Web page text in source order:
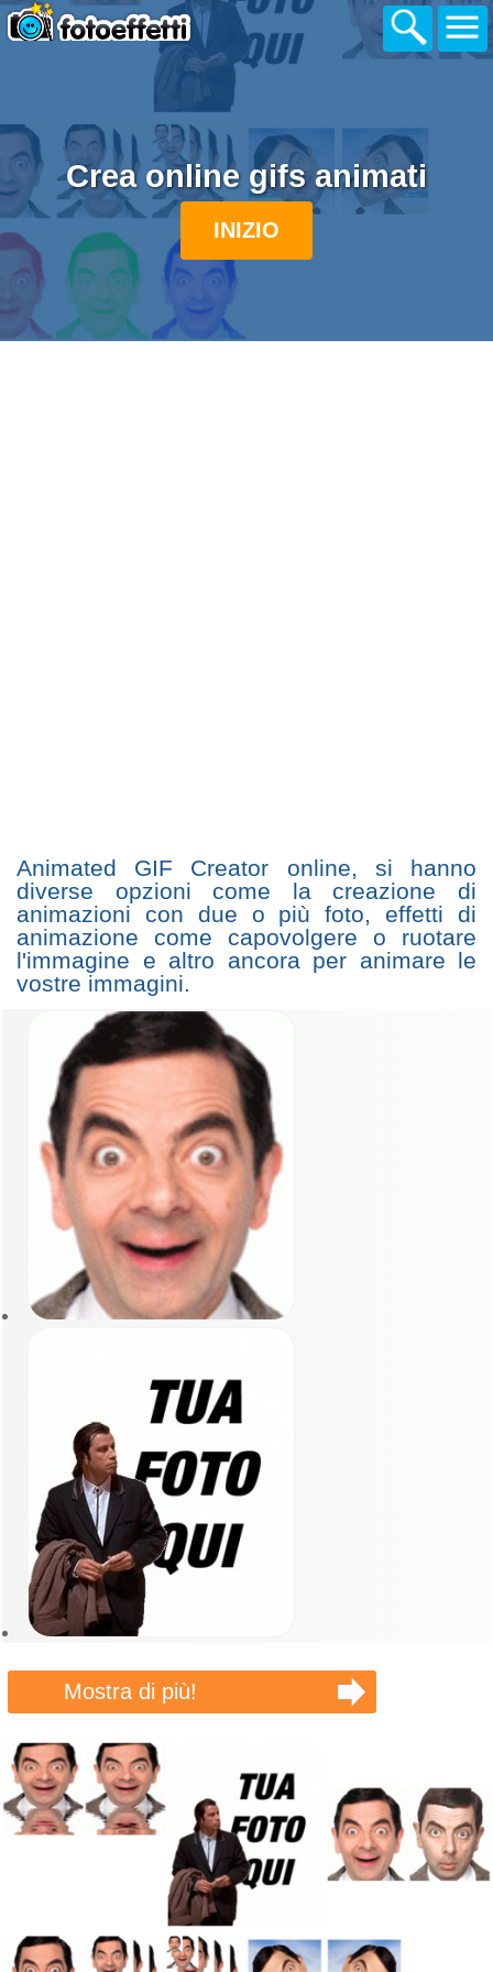
Crea online gifs animati
INIZIO
Animated GIF Creator online, si hanno
diverse opzioni come la creazione di
animazioni con due o più foto, effetti di
animazione come capovolgere o ruotare
l'immagine e altro ancora per animare le
vostre immagini.
Mostra di più!